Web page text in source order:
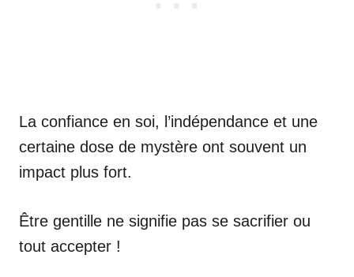
La confiance en soi, l’indépendance et une
certaine dose de mystère ont souvent un
impact plus fort.
Être gentille ne signifie pas se sacrifier ou
tout accepter !